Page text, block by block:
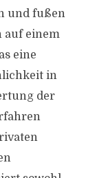
und fußen
auf einem
eine
in
der